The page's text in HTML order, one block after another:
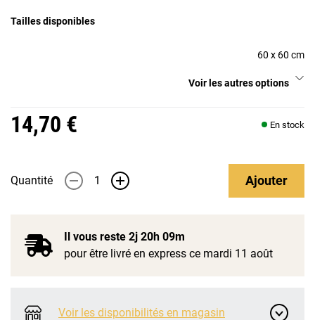
Tailles disponibles
60 x 60 cm
Voir les autres options
14,70 € En stock
Quantité - + Ajouter
Il vous reste 2j 20h 09m
pour être livré en express ce mardi 11 août
Voir les disponibilités en magasin